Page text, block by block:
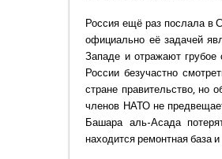
Россия ещё раз послала в
официально её задачей
Западе и отражают грубое
России безучастно
стране правительство, но
членов НАТО не
Башара аль-Асада
находится ремонтная база